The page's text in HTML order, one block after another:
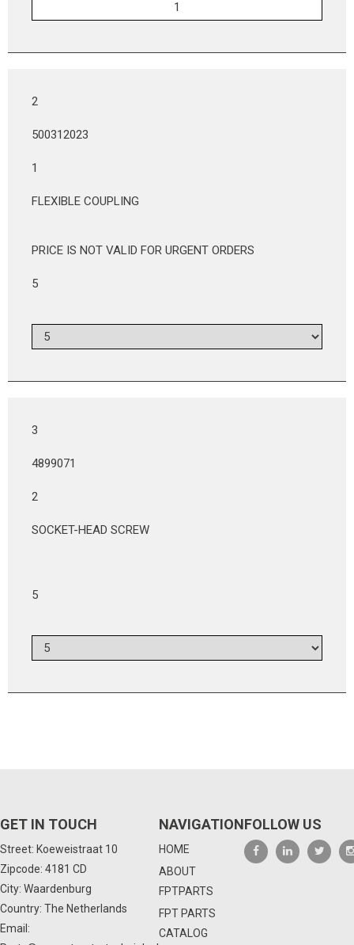
2
500312023
1
FLEXIBLE COUPLING
PRICE IS NOT VALID FOR URGENT ORDERS
5
3
4899071
2
SOCKET-HEAD SCREW
5
GET IN TOUCH
Street: Koeweistraat 10
Zipcode: 4181 CD
City: Waardenburg
Country: The Netherlands
Email:
NAVIGATION
HOME
ABOUT
FPTPARTS
FPT PARTS
CATALOG
FOLLOW US